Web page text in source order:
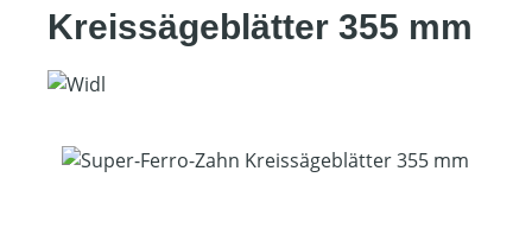
Kreissägeblätter 355 mm
Bildergalerie überspringen